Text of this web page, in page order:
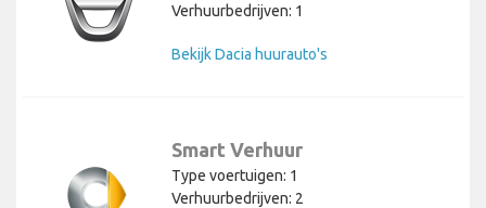
Verhuurbedrijven: 1
Bekijk Dacia huurauto's
Smart Verhuur
Type voertuigen: 1
Verhuurbedrijven: 2